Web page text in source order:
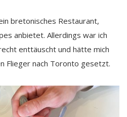
bretonisches Restaurant,
anbietet. Allerdings war ich
enttäuscht und hätte mich
Flieger nach Toronto gesetzt.